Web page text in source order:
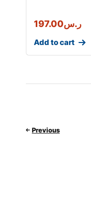
ر.س197.00
Add to cart
Previous